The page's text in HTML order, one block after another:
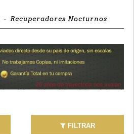
- Recuperadores Nocturnos
FILTRAR